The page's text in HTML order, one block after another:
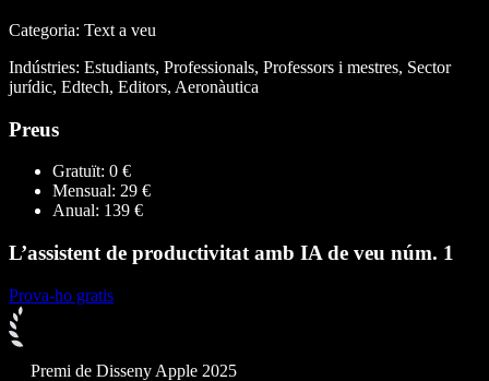
Categoria: Text a veu
Indústries: Estudiants, Professionals, Professors i mestres, Sector
jurídic, Edtech, Editors, Aeronàutica
Preus
Gratuït: 0 €
Mensual: 29 €
Anual: 139 €
L’assistent de productivitat amb IA de veu núm. 1
Prova-ho gratis
Premi de Disseny Apple 2025